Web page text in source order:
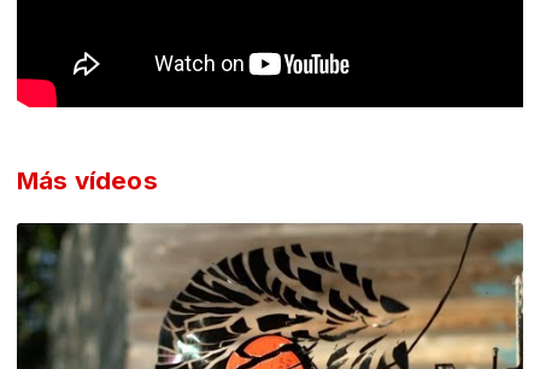
Más vídeos